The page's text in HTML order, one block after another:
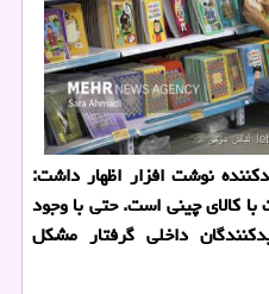
نوشت افزار اظهار داشت:
با کالای چینی است. حتی با وجود
داخلی گرفتار مشکل